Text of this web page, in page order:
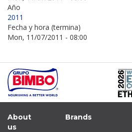
Año
2011
Fecha y hora (termina)
Mon, 11/07/2011 - 08:00
About
us
Brands